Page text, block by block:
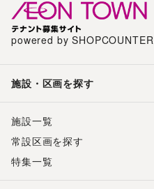
powered by SHOPCOUNTER
施設・区画を探す
施設一覧
常設区画を探す
特集一覧